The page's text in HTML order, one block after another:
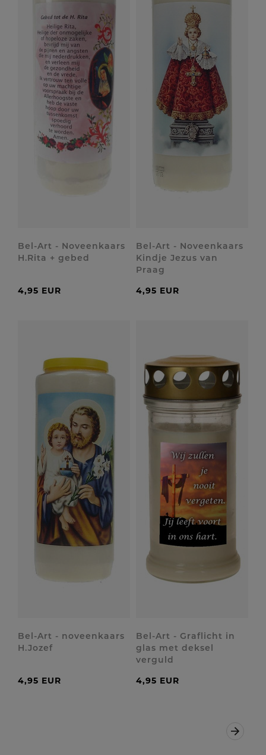
Bel-Art - Noveenkaars
H.Rita + gebed
4,95 EUR
Bel-Art - Noveenkaars
Kindje Jezus van
Praag
4,95 EUR
Bel-Art - noveenkaars
H.Jozef
4,95 EUR
Bel-Art - Graflicht in
glas met deksel
verguld
4,95 EUR